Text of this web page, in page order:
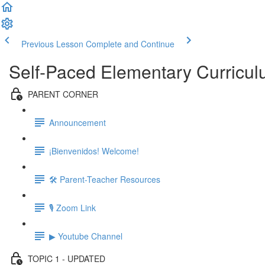
Previous Lesson Complete and Continue
Self-Paced Elementary
PARENT CORNER
Announcement
¡Bienvenidos! Welcome!
🛠 Parent-Teacher Resources
🎙 Zoom Link
▶ Youtube Channel
TOPIC 1 - UPDATED